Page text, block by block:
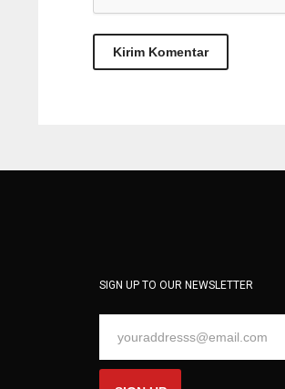
SIGN UP TO OUR NEWSLETTER